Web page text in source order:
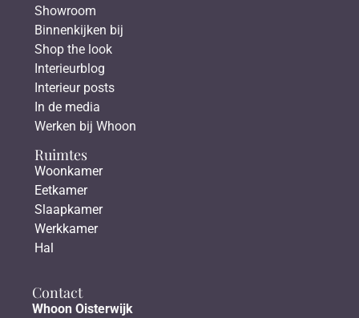
Showroom
Binnenkijken bij
Shop the look
Interieurblog
Interieur posts
In de media
Werken bij Whoon
Ruimtes
Woonkamer
Eetkamer
Slaapkamer
Werkkamer
Hal
Contact
Whoon Oisterwijk